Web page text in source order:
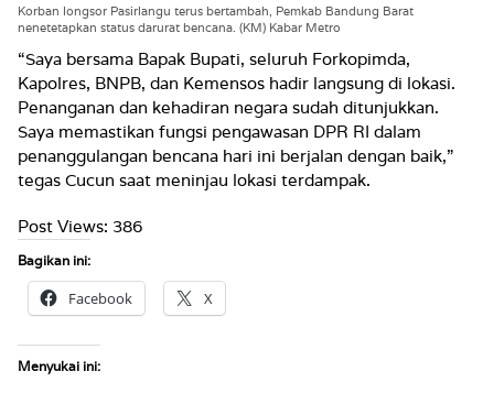
Korban longsor Pasirlangu terus bertambah, Pemkab Bandung Barat
nenetetapkan status darurat bencana. (KM) Kabar Metro
“Saya bersama Bapak Bupati, seluruh Forkopimda,
Kapolres, BNPB, dan Kemensos hadir langsung di lokasi.
Penanganan dan kehadiran negara sudah ditunjukkan.
Saya memastikan fungsi pengawasan DPR RI dalam
penanggulangan bencana hari ini berjalan dengan baik,”
tegas Cucun saat meninjau lokasi terdampak.
Post Views: 386
Bagikan ini:
Facebook X
Menyukai ini: